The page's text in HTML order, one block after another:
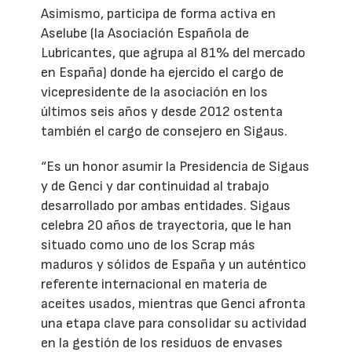
Asimismo, participa de forma activa en
Aselube (la Asociación Española de
Lubricantes, que agrupa al 81% del mercado
en España) donde ha ejercido el cargo de
vicepresidente de la asociación en los
últimos seis años y desde 2012 ostenta
también el cargo de consejero en Sigaus.
“Es un honor asumir la Presidencia de Sigaus
y de Genci y dar continuidad al trabajo
desarrollado por ambas entidades. Sigaus
celebra 20 años de trayectoria, que le han
situado como uno de los Scrap más
maduros y sólidos de España y un auténtico
referente internacional en materia de
aceites usados, mientras que Genci afronta
una etapa clave para consolidar su actividad
en la gestión de los residuos de envases